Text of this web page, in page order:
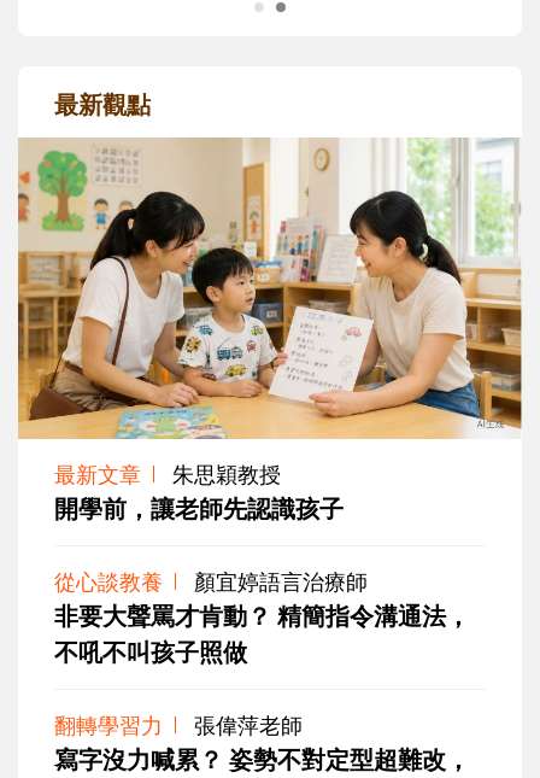
最新觀點
最新文章 朱思穎教授
開學前，讓老師先認識孩子
從心談教養 顏宜婷語言治療師
非要大聲罵才肯動？ 精簡指令溝通法，
不吼不叫孩子照做
翻轉學習力 張偉萍老師
寫字沒力喊累？ 姿勢不對定型超難改，